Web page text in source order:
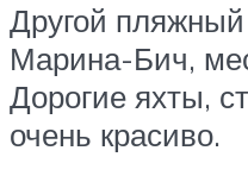
Другой
Марина-Бич,
Дорогие яхты,
очень красиво.